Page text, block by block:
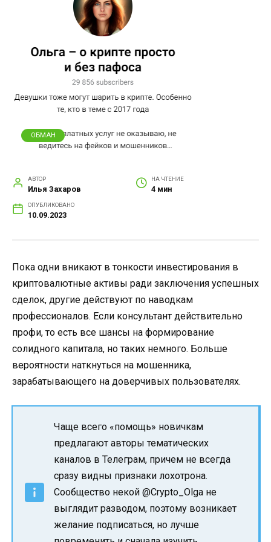
ОБМАН
АВТОР
Илья Захаров
НА ЧТЕНИЕ
4 мин
ОПУБЛИКОВАНО
10.09.2023
Пока одни вникают в тонкости инвестирования в
криптовалютные активы ради заключения успешных
сделок, другие действуют по наводкам
профессионалов. Если консультант действительно
профи, то есть все шансы на формирование
солидного капитала, но таких немного. Больше
вероятности наткнуться на мошенника,
зарабатывающего на доверчивых пользователях.
Чаще всего «помощь» новичкам
предлагают авторы тематических
каналов в Телеграм, причем не всегда
сразу видны признаки лохотрона.
Сообщество некой @Crypto_Olga не
выглядит разводом, поэтому возникает
желание подписаться, но лучше